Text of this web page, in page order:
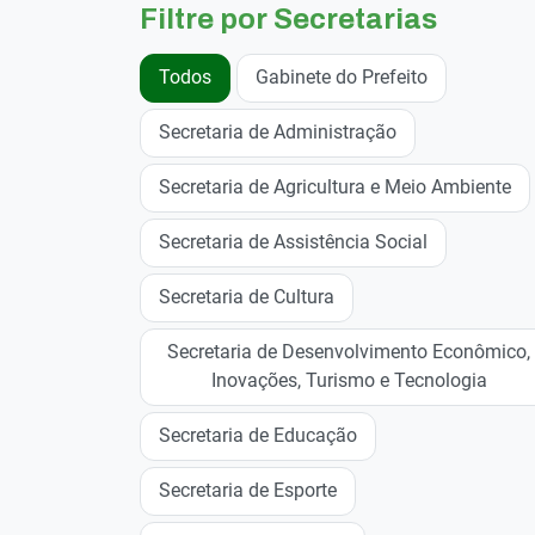
Filtre por Secretarias
Todos Gabinete do Prefeito
Secretaria de Administração
Secretaria de Agricultura e Meio Ambiente
Secretaria de Assistência Social
Secretaria de Cultura
Secretaria de Desenvolvimento Econômico,
Inovações, Turismo e Tecnologia
Secretaria de Educação
Secretaria de Esporte